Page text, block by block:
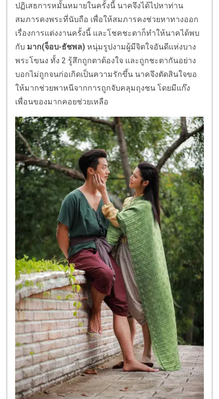
ปฏิเสธการหมั้นหมายในครั้งนี้ นาคจึงได้ไปหาท่าน
สมภารคงพระที่นับถือ เพื่อให้สมภารคงช่วยหาทางออก
เรื่องการแต่งงานครั้งนี้ และโชคชะตาก็ทำให้นาคได้พบ
กับ มาก(จ็อบ-ธัชพล) หนุ่มรูปงามผู้มีจิตใจอันดีแห่งบาง
พระโขนง ทั้ง 2 รู้สึกถูกตาต้องใจ และถูกชะตากันอย่าง
บอกไม่ถูกจนก่อเกิดเป็นความรักขึ้น นาคจึงตัดสินใจขอ
ให้มากช่วยพาหนีจากการถูกจับคลุมถุงชน โดยมีแก๊ง
เพื่อนของมากคอยช่วยเหลือ